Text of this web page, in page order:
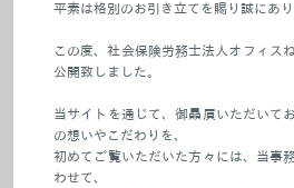
平素は格別のお引き立てを賜り誠にあり
この度、社会保険労務士法人オフィス
公開致しました。
当サイトを通じて、御贔屓いただいて
の想いやこだわりを、
初めてご覧いただいた方々には、当事
わせて、